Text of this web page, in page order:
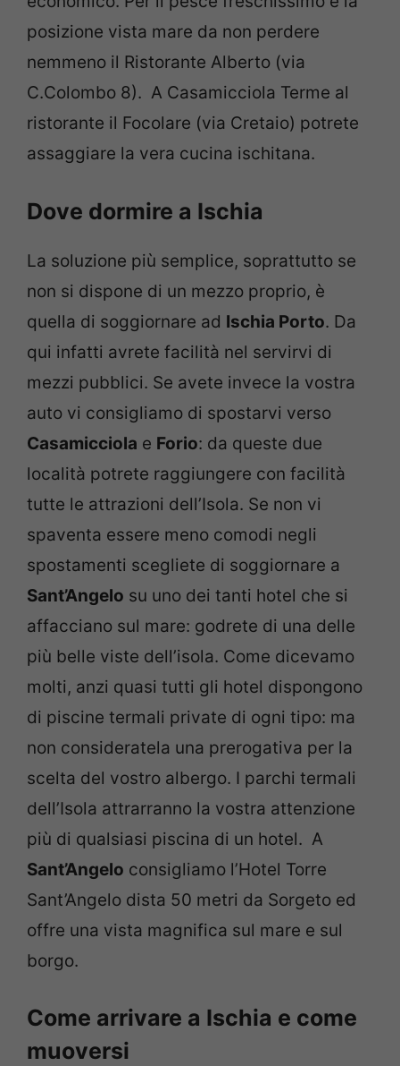
posizione vista mare da non perdere
nemmeno il Ristorante Alberto (via
C.Colombo 8). A Casamicciola Terme al
ristorante il Focolare (via Cretaio) potrete
assaggiare la vera cucina ischitana.
Dove dormire a Ischia
La soluzione più semplice, soprattutto se
non si dispone di un mezzo proprio, è
quella di soggiornare ad Ischia Porto. Da
qui infatti avrete facilità nel servirvi di
mezzi pubblici. Se avete invece la vostra
auto vi consigliamo di spostarvi verso
Casamicciola e Forio: da queste due
località potrete raggiungere con facilità
tutte le attrazioni dell’Isola. Se non vi
spaventa essere meno comodi negli
spostamenti scegliete di soggiornare a
Sant’Angelo su uno dei tanti hotel che si
affacciano sul mare: godrete di una delle
più belle viste dell’isola. Come dicevamo
molti, anzi quasi tutti gli hotel dispongono
di piscine termali private di ogni tipo: ma
non consideratela una prerogativa per la
scelta del vostro albergo. I parchi termali
dell’Isola attrarranno la vostra attenzione
più di qualsiasi piscina di un hotel. A
Sant’Angelo consigliamo l’Hotel Torre
Sant’Angelo dista 50 metri da Sorgeto ed
offre una vista magnifica sul mare e sul
borgo.
Come arrivare a Ischia e come
muoversi